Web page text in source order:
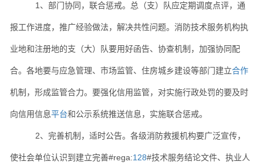
1、部门协同，联合惩戒。总（支）队应定期调度点评，通
报工作进度，推广经验做法，解决共性问题。消防技术服务机构执
业地和注册地的支（大）队要用好函告、协查机制，加强协同配
合。各地要与应急管理、市场监管、住房城乡建设等部门建立合作
机制，形成监管合力。要强化信用监管，对实施行政处罚的要及时
向信用信息平台和公示系统推送信息，实施联合惩戒。
2、完善机制，适时公告。各级消防救援机构要广泛宣传，
使社会单位认识到建立完善#rega:128#技术服务结论文件、执业人